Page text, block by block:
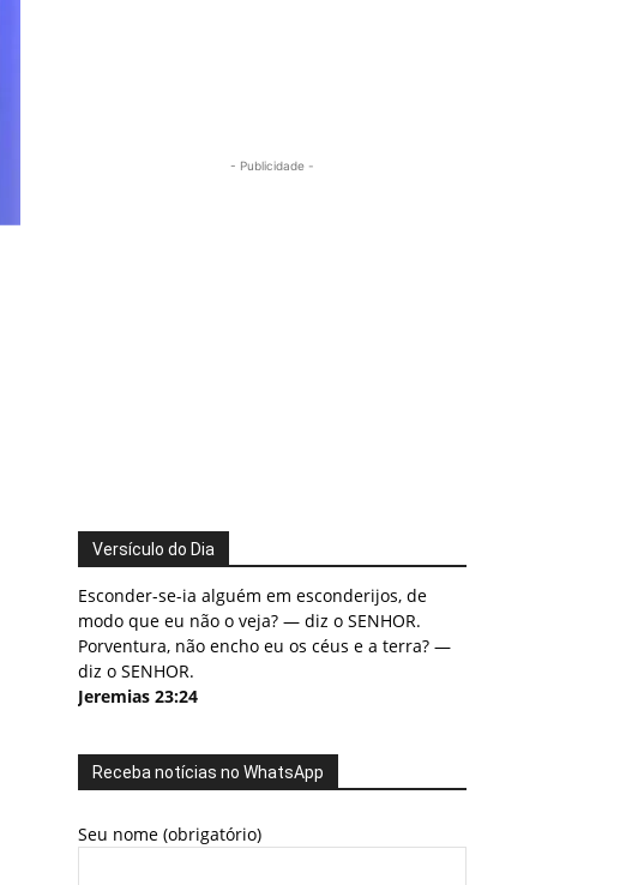
- Publicidade -
Versículo do Dia
Esconder-se-ia alguém em esconderijos, de
modo que eu não o veja? — diz o SENHOR.
Porventura, não encho eu os céus e a terra? —
diz o SENHOR.
Jeremias 23:24
Receba notícias no WhatsApp
Seu nome (obrigatório)